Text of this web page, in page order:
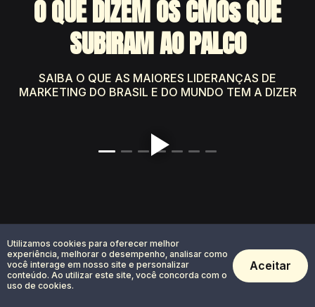
O QUE DIZEM OS CMOs QUE
SUBIRAM AO PALCO
SAIBA O QUE AS MAIORES LIDERANÇAS DE
MARKETING DO BRASIL E DO MUNDO TEM A DIZER
DO INSIGHT À AÇÃO: TODO O
Utilizamos cookies para oferecer melhor
experiência, melhorar o desempenho, analisar como
você interage em nosso site e personalizar
conteúdo. Ao utilizar este site, você concorda com o
uso de cookies.
Aceitar